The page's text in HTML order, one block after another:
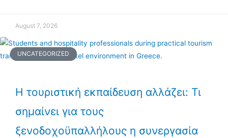
August 7, 2026
UNCATEGORIZED
Η τουριστική εκπαίδευση αλλάζει: Τι
σημαίνει για τους
ξενοδοχοϋπαλλήλους η συνεργασία